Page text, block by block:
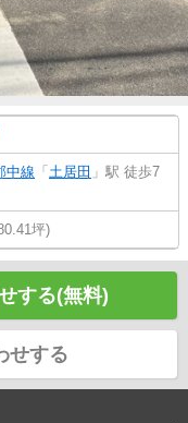
中線 「 土居田 」駅 徒歩7
坪)
する(無料)
せする